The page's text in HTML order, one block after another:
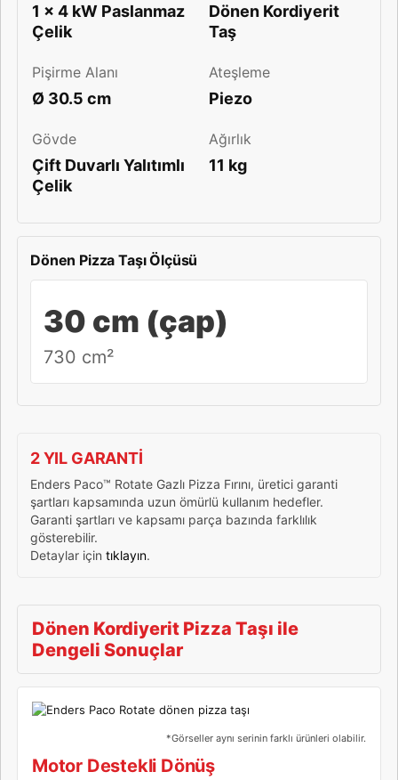
1 x 4 kW Paslanmaz
Çelik
Dönen Kordiyerit
Taş
Pişirme Alanı
Ø 30.5 cm
Ateşleme
Piezo
Gövde
Çift Duvarlı Yalıtımlı
Çelik
Ağırlık
11 kg
Dönen Pizza Taşı Ölçüsü
30 cm (çap)
730 cm²
2 YIL GARANTİ
Enders Paco™ Rotate Gazlı Pizza Fırını, üretici garanti
şartları kapsamında uzun ömürlü kullanım hedefler.
Garanti şartları ve kapsamı parça bazında farklılık
gösterebilir.
Detaylar için tıklayın.
Dönen Kordiyerit Pizza Taşı ile
Dengeli Sonuçlar
*Görseller aynı serinin farklı ürünleri olabilir.
Motor Destekli Dönüş